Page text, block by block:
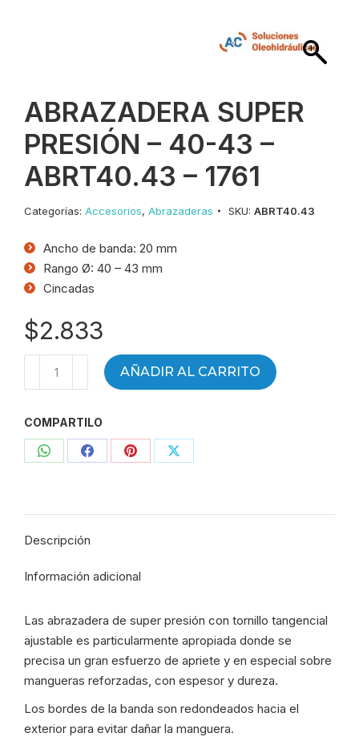
ABRAZADERA SUPER
PRESIÓN – 40-43 –
ABRT40.43 – 1761
Categorías: Accesorios, Abrazaderas SKU: ABRT40.43
Ancho de banda: 20 mm
Rango Ø: 40 – 43 mm
Cincadas
$2.833
-
40-
43
1761
AÑADIR AL CARRITO
COMPARTILO
CompartirCompartirCompartirCompartir
Descripción
Información adicional
Las abrazadera de super presión con tornillo tangencial
ajustable es particularmente apropiada donde se
precisa un gran esfuerzo de apriete y en especial sobre
mangueras reforzadas, con espesor y dureza.
Los bordes de la banda son redondeados hacia el
exterior para evitar dañar la manguera.